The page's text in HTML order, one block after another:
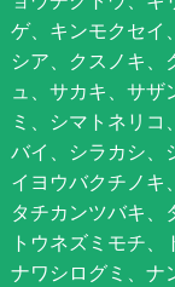
ゲ、キンモクセイ
シア、クスノキ、
ュ、サカキ、サザ
ミ、シマトネリ
バイ、シラカシ、
イヨウバクチノキ
タチカンツバキ、
トウネズミモチ、
ナワシログミ、ナ